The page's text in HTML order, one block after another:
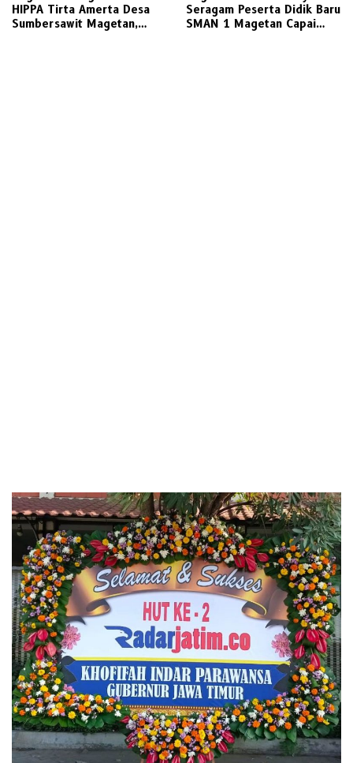
HIPPA Tirta Amerta Desa
Sumbersawit Magetan,
Seragam Peserta Didik Baru
SMAN 1 Magetan Capai